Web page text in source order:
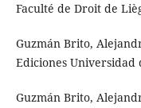
Faculté de Droit de
Guzmán Brito,
Ediciones Universidad
Guzmán Brito,